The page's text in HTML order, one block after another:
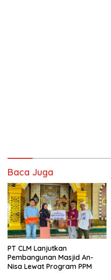
Baca Juga
PT CLM Lanjutkan
Pembangunan Masjid An-
Nisa Lewat Program PPM